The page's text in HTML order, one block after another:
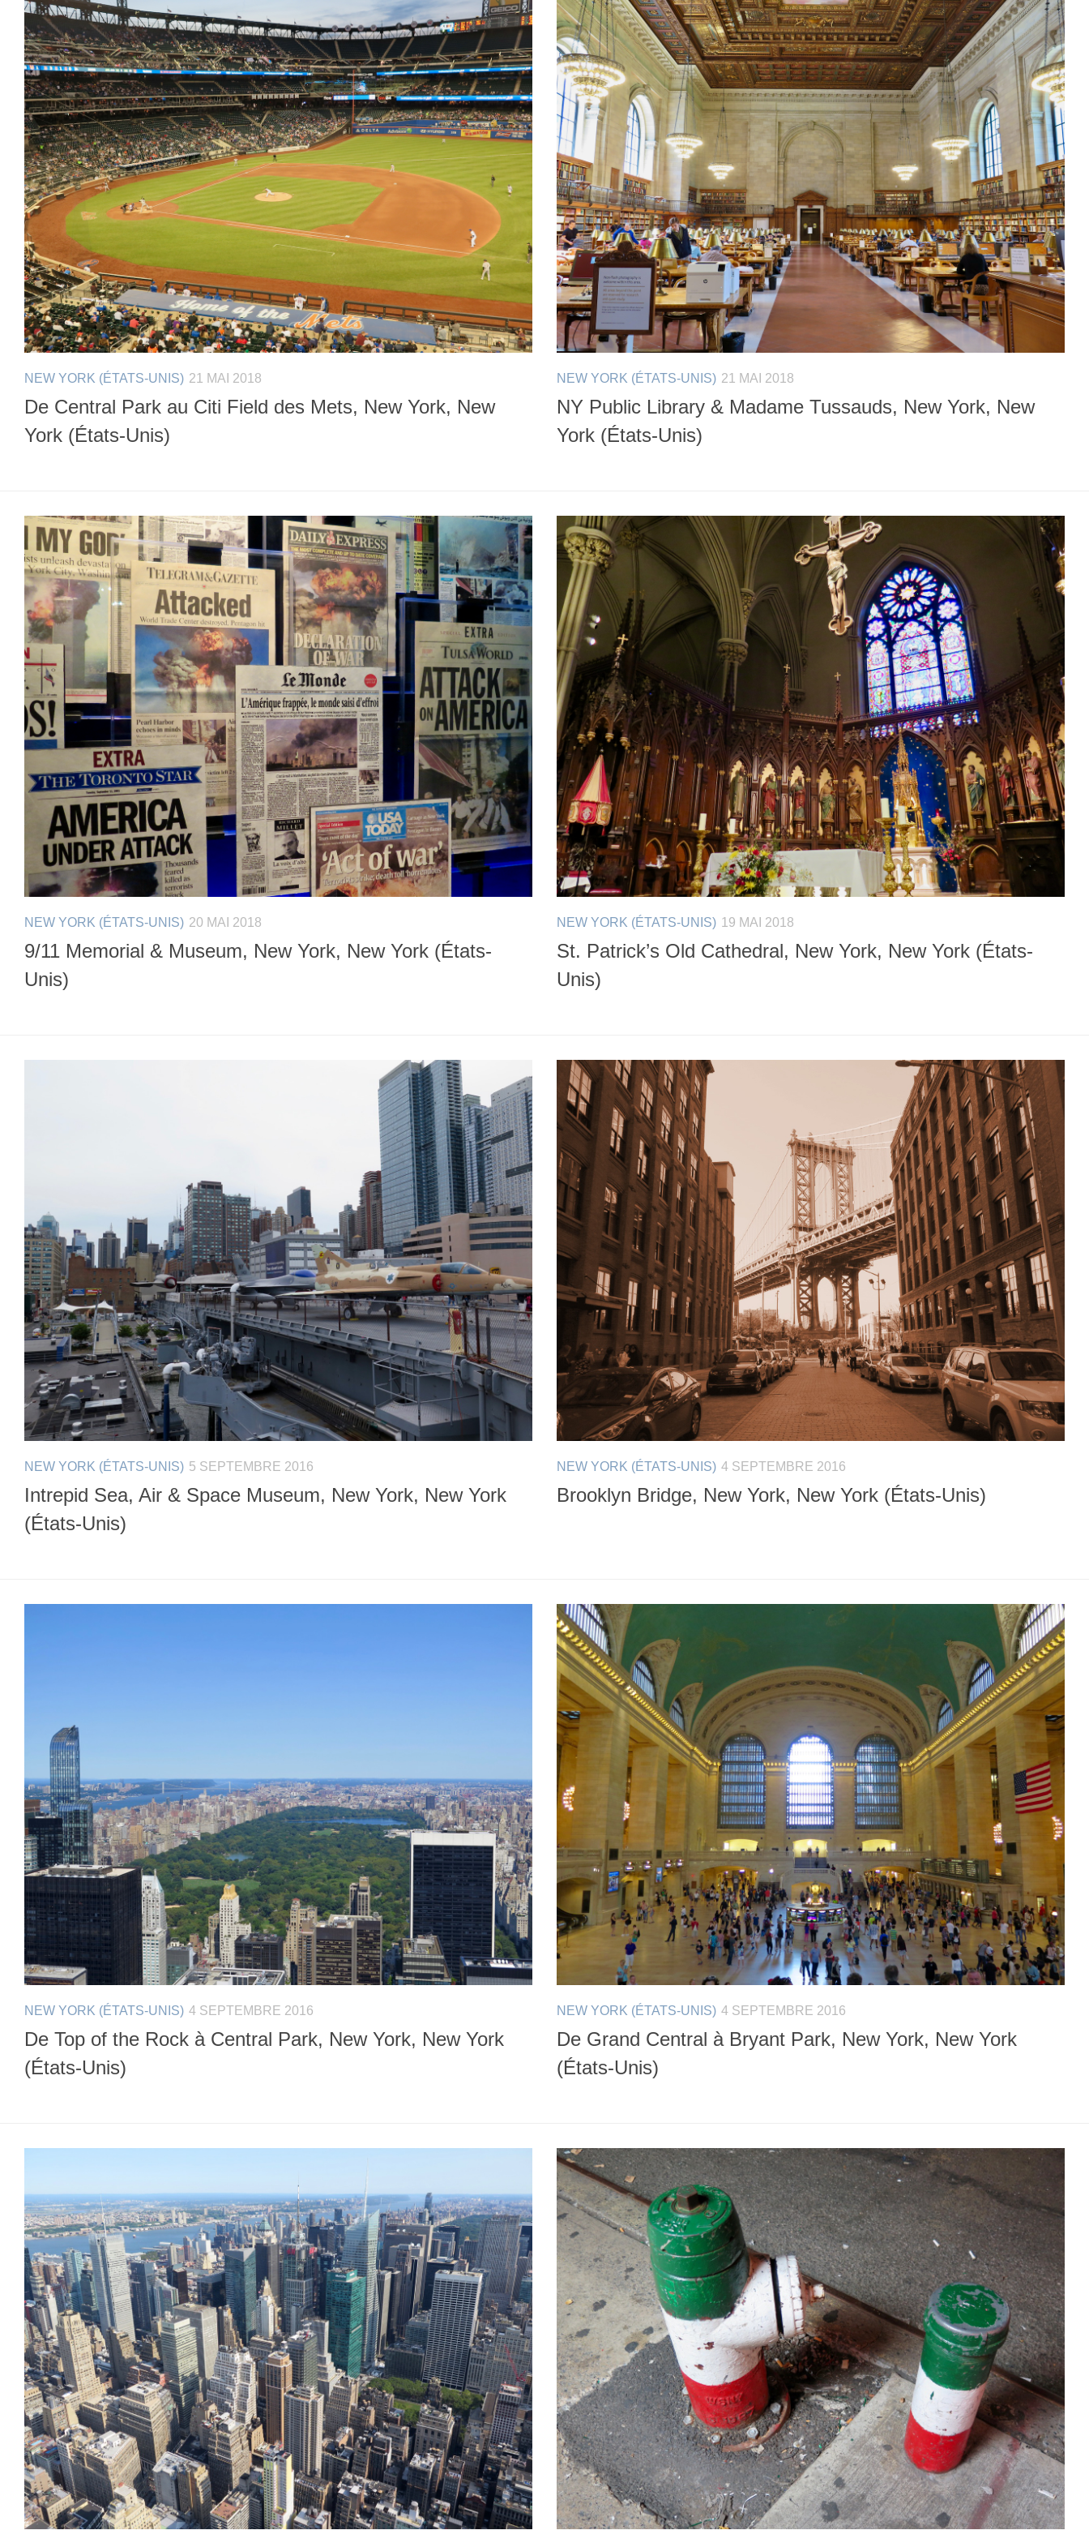
NEW YORK (ÉTATS-UNIS) 21 MAI 2018
De Central Park au Citi Field des Mets, New York, New
York (États-Unis)
NEW YORK (ÉTATS-UNIS) 21 MAI 2018
NY Public Library & Madame Tussauds, New York, New
York (États-Unis)
NEW YORK (ÉTATS-UNIS) 20 MAI 2018
9/11 Memorial & Museum, New York, New York (États-
Unis)
NEW YORK (ÉTATS-UNIS) 19 MAI 2018
St. Patrick’s Old Cathedral, New York, New York (États-
Unis)
NEW YORK (ÉTATS-UNIS) 5 SEPTEMBRE 2016
Intrepid Sea, Air & Space Museum, New York, New York
(États-Unis)
NEW YORK (ÉTATS-UNIS) 4 SEPTEMBRE 2016
Brooklyn Bridge, New York, New York (États-Unis)
NEW YORK (ÉTATS-UNIS) 4 SEPTEMBRE 2016
De Top of the Rock à Central Park, New York, New York
(États-Unis)
NEW YORK (ÉTATS-UNIS) 4 SEPTEMBRE 2016
De Grand Central à Bryant Park, New York, New York
(États-Unis)